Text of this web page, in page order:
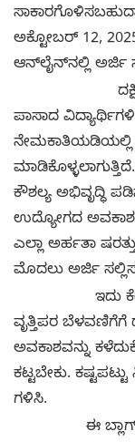
ಅಕ್ಟೋಬರ್ 12,
ಆನ್‌ಲೈನ್‌ನಲ್ಲಿ ಅರ್ಜಿ
ದಕ್ಷಿಣ
ಪಾಸಾದ
ನೇಮಕಾತಿಯಡಿಯಲ್ಲಿ
ಕೌಶಲ್ಯ ಅಭಿವೃದ್ಧಿ
ಉದ್ಯೋಗದ ಅವಕಾಶ
ಎಲ್ಲಾ ಅರ್ಹತಾ
ಮೊದಲು ಅರ್ಜಿ
ಇದು ಕೇವಲ
ವೃತ್ತಿಪರ
ಅವಕಾಶವನ್ನು
ಕಟ್ಟಬೇಕು.
ಗಳಿಸಿ.
ಈ ಬ್ಲಾಗ್